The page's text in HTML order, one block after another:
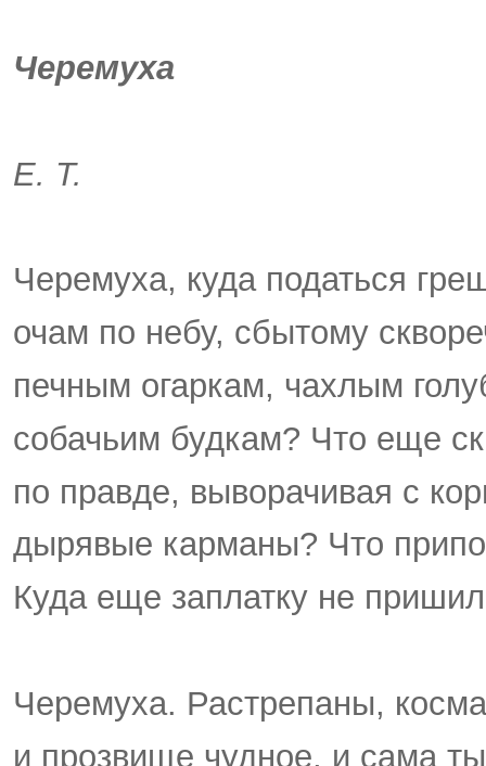
Черемуха
Е. Т.
Черемуха, куда податься
очам по небу, сбытому
печным огаркам, чахлым
собачьим будкам? Что еще
по правде, выворачивая с
дырявые карманы? Что
Куда еще заплатку не
Черемуха. Растрепаны,
и прозвище чудное, и сама